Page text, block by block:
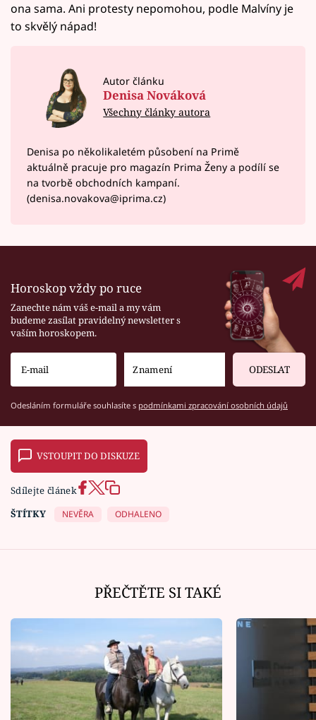
ona sama. Ani protesty nepomohou, podle Malvíny je
to skvělý nápad!
Autor článku
Denisa Nováková
Všechny články autora
Denisa po několikaletém působení na Primě
aktuálně pracuje pro magazín Prima Ženy a podílí se
na tvorbě obchodních kampaní.
(denisa.novakova@iprima.cz)
Horoskop vždy po ruce
Zanechte nám váš e-mail a my vám
budeme zasílat pravidelný newsletter s
vaším horoskopem.
ODESLAT
Odesláním formuláře souhlasíte s podmínkami zpracování osobních údajů
VSTOUPIT DO DISKUZE
Sdílejte článek
ŠTÍTKY
NEVĚRA ODHALENO
PŘEČTĚTE SI TAKÉ